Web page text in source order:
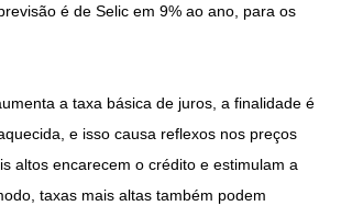
é de Selic em 9% ao ano, para os
a taxa básica de juros, a finalidade é
e isso causa reflexos nos preços
altos encarecem o crédito e estimulam a
taxas mais altas também podem